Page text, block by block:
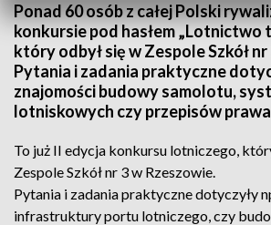
Ponad 60 osób z całej Polski
konkursie pod hasłem „Lotnictwo
który odbył się w Zespole Szkół
Pytania i zadania praktyczne
znajomości budowy samolotu,
lotniskowych czy przepisów
To już II edycja konkursu lotniczego,
Zespole Szkół nr 3 w Rzeszowie.
Pytania i zadania praktyczne dotyczyły
infrastruktury portu lotniczego, czy